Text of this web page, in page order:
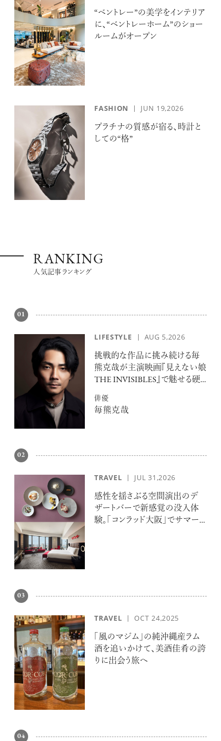
“ベントレー”の美学をインテリア
に、“ベントレーホーム”のショー
ルームがオープン
FASHION JUN 19,2026
プラチナの質感が宿る、時計と
しての“格”
RANKING
人気記事ランキング
01
LIFESTYLE AUG 5,2026
挑戦的な作品に挑み続ける毎
熊克哉が主演映画『見えない娘
THE INVISIBLES』で魅せる硬
俳優
毎熊克哉
02
TRAVEL JUL 31,2026
感性を揺さぶる空間演出のデ
ザートバーで新感覚の没入体
験。「コンラッド大阪」でサマー
03
TRAVEL OCT 24,2025
「風のマジム」の純沖縄産ラム
酒を追いかけて、美酒佳肴の誇
りに出会う旅へ
04